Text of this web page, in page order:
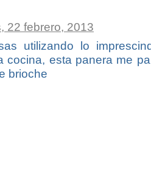
22 febrero, 2013
utilizando lo
cocina, esta panera me
brioche